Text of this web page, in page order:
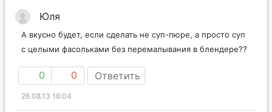
Юля
А вкусно будет, если сделать не суп-пюре, а просто суп
с целыми фасольками без перемалывания в блендере??
0 0 Ответить
26.08.13 16:04